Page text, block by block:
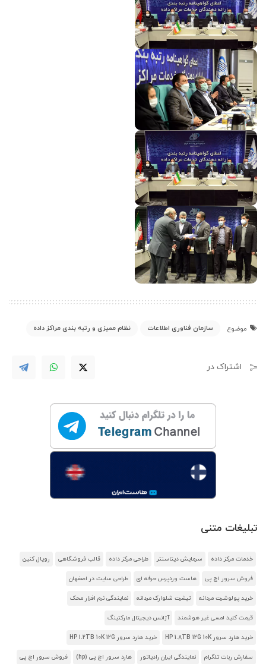
موضوع سازمان فناوری اطلاعات نظام ممیزی و رتبه بندی مراکز داده
اشتراک در
تبلیغات متنی
خدمات مرکز داده سرمایش دیتاسنتر طراحی مرکز داده قالب فروشگاهی رویال کنین
فروش سرور اچ پی هاست وردپرس حرفه ای طراحی سایت در اصفهان
خرید پولوشرت مردانه تیشرت شلوارک مردانه نمایندگی نرم افزار محک
قیمت کلید لمسی غیر هوشمند آژانس دیجیتال مارکتینگ
خرید هارد سرور HP 1.8TB 12G 10K خرید هارد سرور HP 1.2TB 10K 12G
سفارش ربات تلگرام نمایندگی ایران رادیاتور هارد سرور اچ پی (hp) فروش سرور اچ پی